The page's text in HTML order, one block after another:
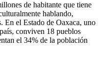
de habitante que tiene
hablando,
En el Estado de Oaxaca, uno
conviven 18 pueblos
el 34% de la población